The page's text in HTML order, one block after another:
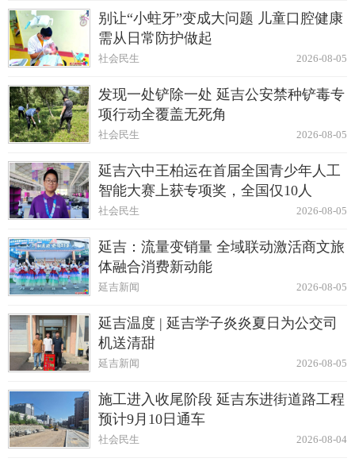
别让“小蛀牙”变成大问题 儿童口腔健康
需从日常防护做起
2026-08-05
社会民生
发现一处铲除一处 延吉公安禁种铲毒专
项行动全覆盖无死角
2026-08-05
社会民生
延吉六中王柏运在首届全国青少年人工
智能大赛上获专项奖，全国仅10人
2026-08-05
社会民生
延吉：流量变销量 全域联动激活商文旅
体融合消费新动能
2026-08-05
延吉新闻
延吉温度 | 延吉学子炎炎夏日为公交司
机送清甜
2026-08-05
延吉新闻
施工进入收尾阶段 延吉东进街道路工程
预计9月10日通车
2026-08-04
社会民生